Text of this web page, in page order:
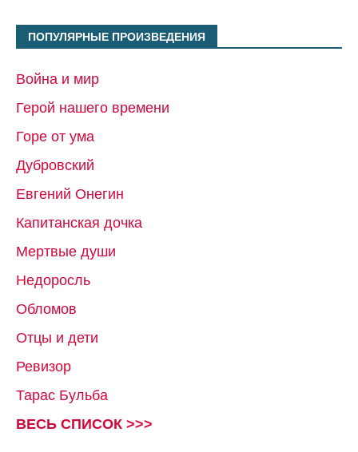
ПОПУЛЯРНЫЕ ПРОИЗВЕДЕНИЯ
Война и мир
Герой нашего времени
Горе от ума
Дубровский
Евгений Онегин
Капитанская дочка
Мертвые души
Недоросль
Обломов
Отцы и дети
Ревизор
Тарас Бульба
ВЕСЬ СПИСОК >>>